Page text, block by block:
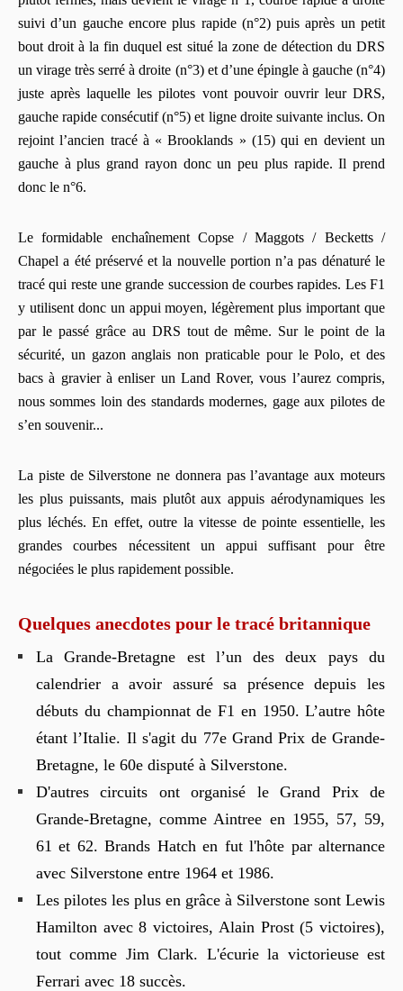
suivi d’un gauche encore plus rapide (n°2) puis après un petit
bout droit à la fin duquel est situé la zone de détection du DRS
un virage très serré à droite (n°3) et d’une épingle à gauche (n°4)
juste après laquelle les pilotes vont pouvoir ouvrir leur DRS,
gauche rapide consécutif (n°5) et ligne droite suivante inclus. On
rejoint l’ancien tracé à « Brooklands » (15) qui en devient un
gauche à plus grand rayon donc un peu plus rapide. Il prend
donc le n°6.
Le formidable enchaînement Copse / Maggots / Becketts /
Chapel a été préservé et la nouvelle portion n’a pas dénaturé le
tracé qui reste une grande succession de courbes rapides. Les F1
y utilisent donc un appui moyen, légèrement plus important que
par le passé grâce au DRS tout de même. Sur le point de la
sécurité, un gazon anglais non praticable pour le Polo, et des
bacs à gravier à enliser un Land Rover, vous l’aurez compris,
nous sommes loin des standards modernes, gage aux pilotes de
s’en souvenir...
La piste de Silverstone ne donnera pas l’avantage aux moteurs
les plus puissants, mais plutôt aux appuis aérodynamiques les
plus léchés. En effet, outre la vitesse de pointe essentielle, les
grandes courbes nécessitent un appui suffisant pour être
négociées le plus rapidement possible.
Quelques anecdotes pour le tracé britannique
La Grande-Bretagne est l’un des deux pays du
calendrier a avoir assuré sa présence depuis les
débuts du championnat de F1 en 1950. L’autre hôte
étant l’Italie. Il s'agit du 77e Grand Prix de Grande-
Bretagne, le 60e disputé à Silverstone.
D'autres circuits ont organisé le Grand Prix de
Grande-Bretagne, comme Aintree en 1955, 57, 59,
61 et 62. Brands Hatch en fut l'hôte par alternance
avec Silverstone entre 1964 et 1986.
Les pilotes les plus en grâce à Silverstone sont Lewis
Hamilton avec 8 victoires, Alain Prost (5 victoires),
tout comme Jim Clark. L'écurie la victorieuse est
Ferrari avec 18 succès.